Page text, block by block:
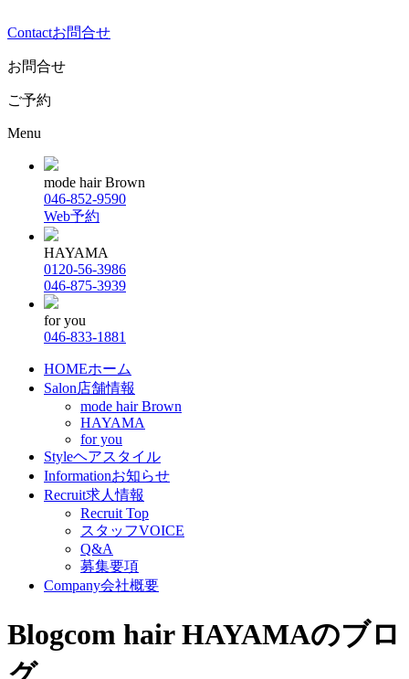
Contactお問合せ
お問合せ
ご予約
Menu
mode hair Brown
046-852-9590
Web予約
HAYAMA
0120-56-3986
046-875-3939
for you
046-833-1881
HOMEホーム
Salon店舗情報
mode hair Brown
HAYAMA
for you
Styleヘアスタイル
Informationお知らせ
Recruit求人情報
Recruit Top
スタッフVOICE
Q&A
募集要項
Company会社概要
Blogcom hair HAYAMAのブロ